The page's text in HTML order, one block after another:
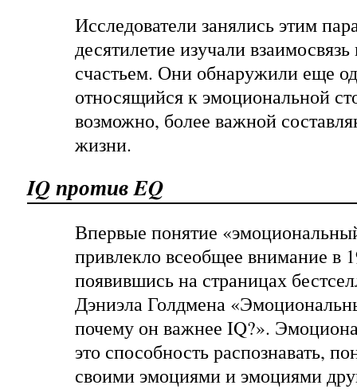
Исследователи занялись этим
десятилетие изучали
счастьем. Они обнаружили еще
относящийся к эмоциональной
возможно, более важной
жизни.
IQ против EQ
Впервые понятие
привлекло всеобщее внимание в
появившись на страницах
Дэниэла Голдмена «
почему он важнее IQ?».
это способность распознавать,
своими эмоциями и эмоциями